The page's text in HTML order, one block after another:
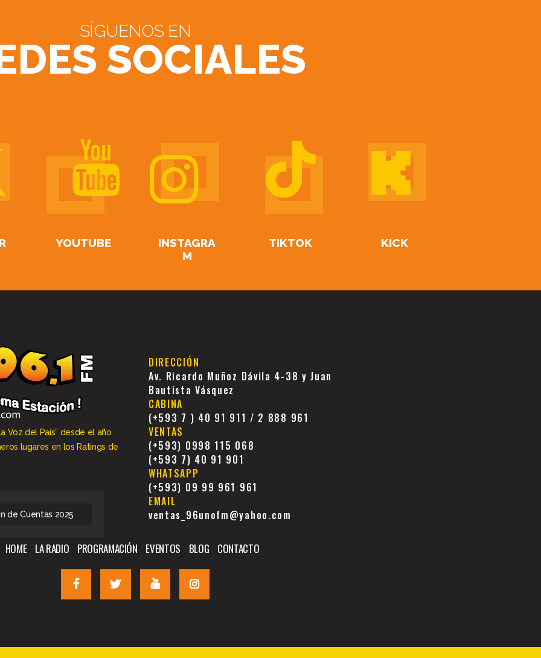
SÍGUENOS EN
SOCIALES
YOUTUBE
INSTAGRA
M
TIKTOK KICK
Voz del País” desde el año
lugares en los Ratings de
de Cuentas 2025
DIRECCIÓN
Av. Ricardo Muñoz Dávila 4-38 y Juan
Bautista Vásquez
CABINA
(+593 7 ) 40 91 911 / 2 888 961
VENTAS
(+593) 0998 115 068
(+593 7) 40 91 901
WHATSAPP
(+593) 09 99 961 961
EMAIL
ventas_96unofm@yahoo.com
HOME LA RADIO PROGRAMACIÓN EVENTOS BLOG CONTACTO